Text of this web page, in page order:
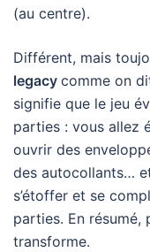
(au centre).
Différent, mais
legacy comme on
signifie que le jeu
parties : vous allez
ouvrir des
des autocollants…
s’étoffer et se
parties. En résumé,
transforme.